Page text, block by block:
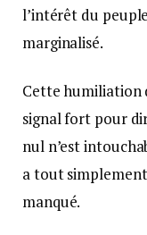
l’intérêt du
marginalisé.
Cette humiliation
signal fort pour
nul n’est
a tout
manqué.